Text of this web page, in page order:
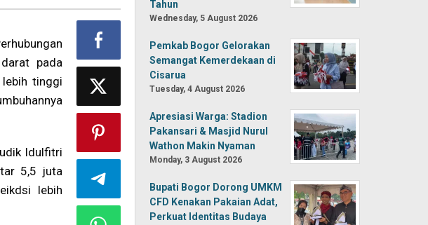
pada
tinggi
Idulfitri
5,5 juta
lebih
Tahun
Wednesday, 5 August 2026
Pemkab Bogor Gelorakan
Semangat Kemerdekaan di
Cisarua
Tuesday, 4 August 2026
Apresiasi Warga: Stadion
Pakansari & Masjid Nurul
Wathon Makin Nyaman
Monday, 3 August 2026
Bupati Bogor Dorong UMKM
CFD Kenakan Pakaian Adat,
Perkuat Identitas Budaya